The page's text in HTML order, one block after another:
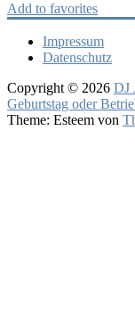
Add to favorites
Impressum
Datenschutz
Copyright © 2026 DJ
Geburtstag oder
Theme: Esteem von